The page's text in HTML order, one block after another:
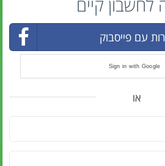
לחשבון קיים
עם פייסבוק
Sign in with Google
או